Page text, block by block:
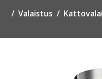
Valaistus